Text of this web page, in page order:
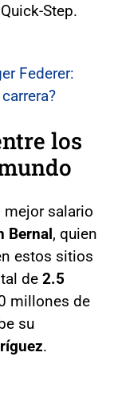
Step.
Federer:
los
mejor salario
Bernal, quien
estos sitios
de 2.5
millones de
su
.